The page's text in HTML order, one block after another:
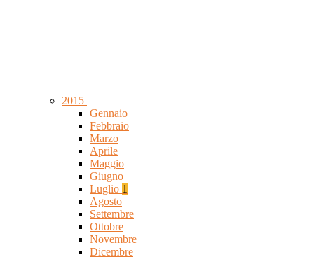
2015
Gennaio
Febbraio
Marzo
Aprile
Maggio
Giugno
Luglio 1
Agosto
Settembre
Ottobre
Novembre
Dicembre